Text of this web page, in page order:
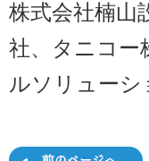
株式会社楠山
社、タニコー
ルソリューシ